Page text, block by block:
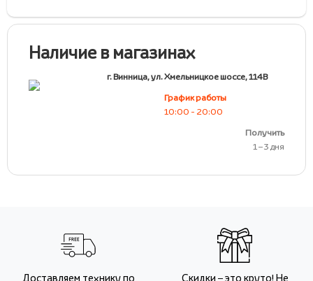
Наличие в магазинах
г. Винница, ул. Хмельницкое шоссе, 114В
График работы
10:00 - 20:00
Получить
1 – 3 дня
Доставляем технику по Скидки – это круто! Не